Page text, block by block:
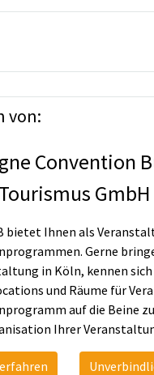
von:
Convention
GmbH
bietet Ihnen als
Gerne
in Köln, kennen
und Räume für
auf die Beine
Ihrer